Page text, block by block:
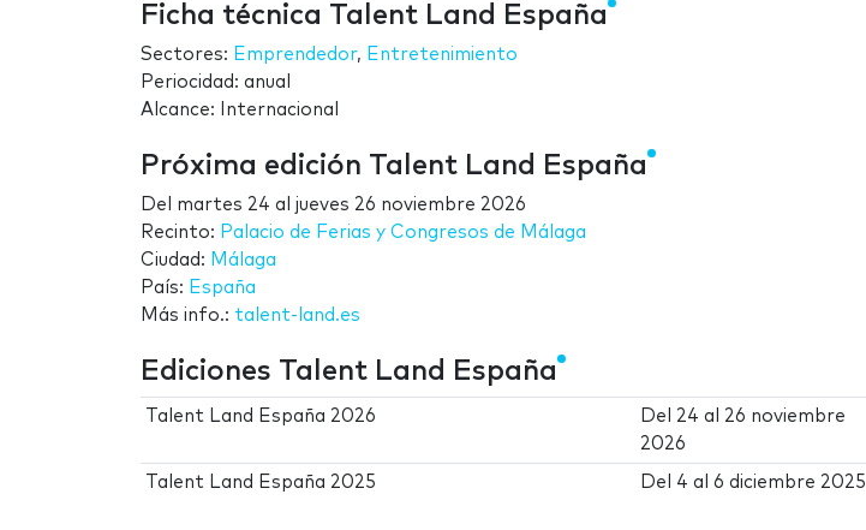
Ficha técnica Talent Land España
Sectores: Emprendedor, Entretenimiento
Periocidad: anual
Alcance: Internacional
Próxima edición Talent Land España
Del martes 24 al jueves 26 noviembre 2026
Recinto: Palacio de Ferias y Congresos de Málaga
Ciudad: Málaga
País: España
Más info.: talent-land.es
Ediciones Talent Land España
Talent Land España 2026 Del 24 al 26 noviembre
2026
Talent Land España 2025 Del 4 al6 diciembre 2025